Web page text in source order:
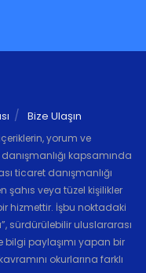
Bize Ulaşın
yorum ve
kapsamında
ticaret danışmanlığı
veya tüzel kişilikler
hizmettir. İşbu noktadaki
sürdürülebilir uluslararası
bilgi paylaşımı yapan bir
okurlarına farklı